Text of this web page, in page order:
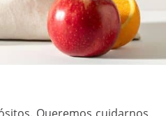
Queremos cuidarnos